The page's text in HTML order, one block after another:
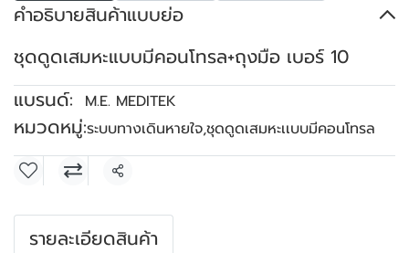
คำอธิบายสินค้าแบบย่อ
ชุดดูดเสมหะแบบมีคอนโทรล+ถุงมือ เบอร์ 10
แบรนด์:
M.E. MEDITEK
หมวดหมู่:ระบบทางเดินหายใจ,ชุดดูดเสมหะเเบบมีคอนโทรล
แชร์
รายละเอียดสินค้า